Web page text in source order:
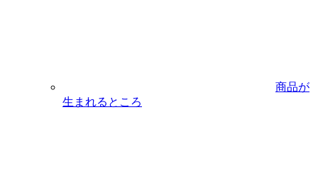
商品が
生まれるところ